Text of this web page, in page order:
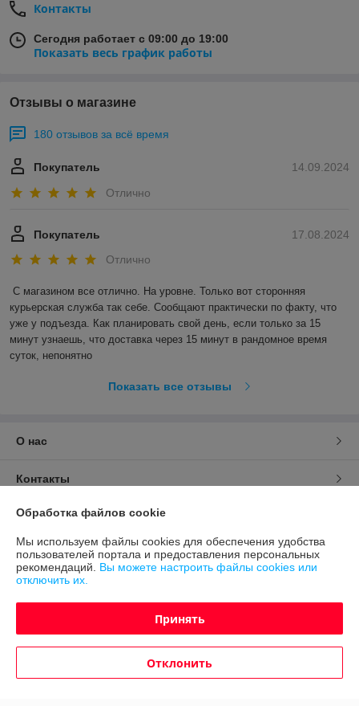
Контакты
Сегодня работает с 09:00 до 19:00
Показать весь график работы
Отзывы о магазине
180 отзывов за всё время
14.09.2024
Покупатель
Отлично
17.08.2024
Покупатель
Отлично
С магазином все отлично. На уровне. Только вот сторонняя
курьерская служба так себе. Сообщают практически по факту, что
уже у подъезда. Как планировать свой день, если только за 15
минут узнаешь, что доставка через 15 минут в рандомное время
суток, непонятно
Показать все отзывы
О нас
Контакты
Доставка и оплата
График работы
Политика обработки cookies
Сайт создан на платформе Deal.by
Обработка файлов cookie
Мы используем файлы cookies для обеспечения удобства
пользователей портала и предоставления персональных
рекомендаций. Вы можете настроить файлы cookies или
отключить их.
Принять
Отклонить